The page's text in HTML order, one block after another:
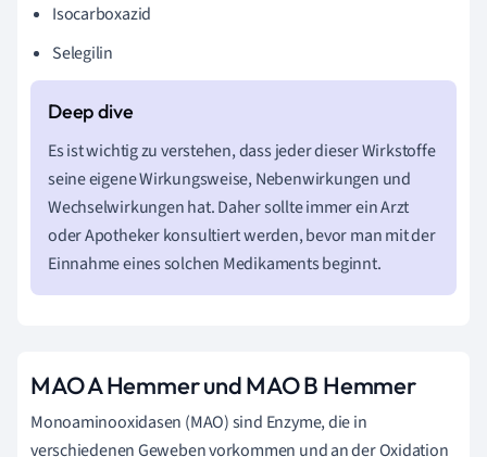
Isocarboxazid
Selegilin
Es ist wichtig zu verstehen, dass jeder dieser Wirkstoffe
seine eigene Wirkungsweise, Nebenwirkungen und
Wechselwirkungen hat. Daher sollte immer ein Arzt
oder Apotheker konsultiert werden, bevor man mit der
Einnahme eines solchen Medikaments beginnt.
MAO A Hemmer und MAO B Hemmer
Monoaminooxidasen (MAO) sind Enzyme, die in
verschiedenen Geweben vorkommen und an der Oxidation